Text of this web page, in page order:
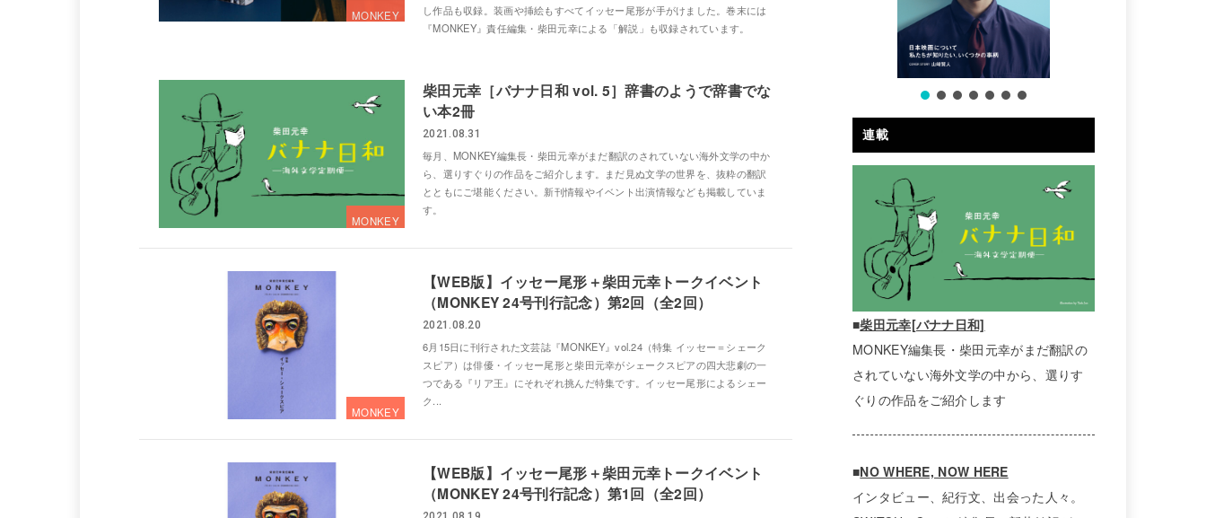
MONKEY
し作品も収録。装画や挿絵もすべてイッセー尾形が手がけました。巻末には
『MONKEY』責任編集・柴田元幸による「解説」も収録されています。
MONKEY
柴田元幸［バナナ日和 vol. 5］辞書のようで辞書でな
い本2冊
2021.08.31
毎月、MONKEY編集長・柴田元幸がまだ翻訳のされていない海外文学の中か
ら、選りすぐりの作品をご紹介します。まだ見ぬ文学の世界を、抜粋の翻訳
とともにご堪能ください。新刊情報やイベント出演情報なども掲載していま
す。
MONKEY
【WEB版】イッセー尾形＋柴田元幸トークイベント
（MONKEY 24号刊行記念）第2回（全2回）
2021.08.20
6月15日に刊行された文芸誌『MONKEY』vol.24（特集 イッセー＝シェーク
スピア）は俳優・イッセー尾形と柴田元幸がシェークスピアの四大悲劇の一
つである『リア王』にそれぞれ挑んだ特集です。イッセー尾形によるシェー
ク...
【WEB版】イッセー尾形＋柴田元幸トークイベント
（MONKEY 24号刊行記念）第1回（全2回）
連載
■柴田元幸[バナナ日和]
MONKEY編集長・柴田元幸がまだ翻訳の
されていない海外文学の中から、選りす
ぐりの作品をご紹介します
■NO WHERE, NOW HERE
インタビュー、紀行文、出会った人々。